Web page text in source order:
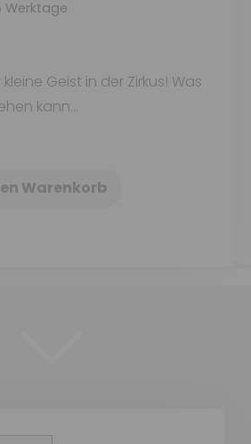
Werktage
Geist in der Zirkus! Was
kann…
Warenkorb